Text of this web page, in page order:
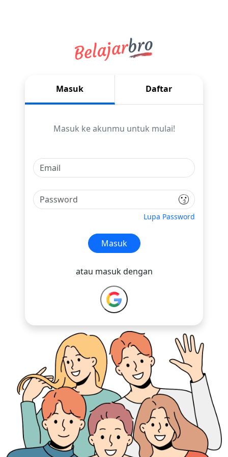
Masuk Daftar
Masuk ke akunmu untuk mulai!
Lupa Password
Masuk
atau masuk dengan